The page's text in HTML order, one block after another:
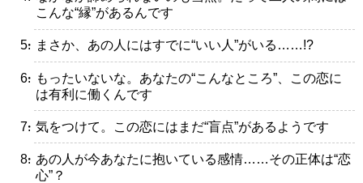
こんな“縁”があるんです
・まさか、あの人にはすでに“いい人”がいる……!?
・もったいないな。あなたの“こんなところ”、この恋に
は有利に働くんです
・気をつけて。この恋にはまだ“盲点”があるようです
・あの人が今あなたに抱いている感情……その正体は“恋
心”？